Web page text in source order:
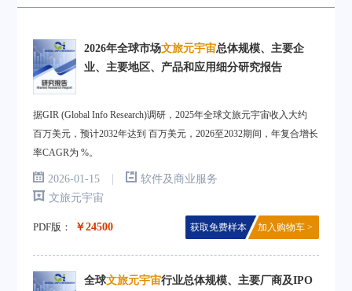
2026年全球市场文旅元宇宙总体规模、主要企
业、主要地区、产品和应用细分研究报告
据GIR (Global Info Research)调研，2025年全球文旅元宇宙收入大约
百万美元，预计2032年达到 百万美元，2026至2032期间，年复合增长
率CAGR为 %。
2026-01-15 |
软件及商业服务
文旅元宇宙
PDF版： ￥24500 获取免费样本 加入购物车 >
全球文旅元宇宙行业总体规模、主要厂商及IPO